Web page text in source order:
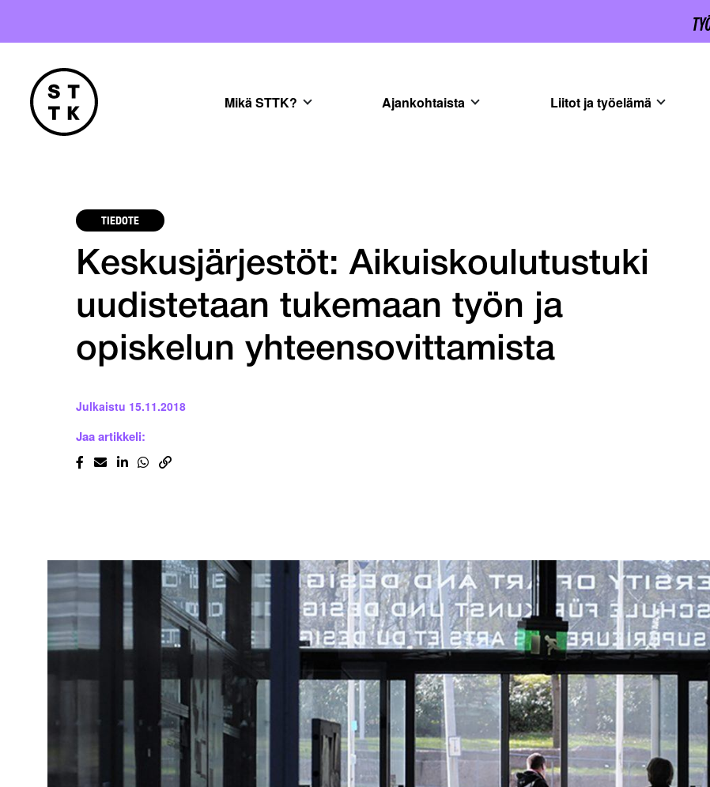
Mikä STTK? Ajankohtaista Liitot ja työelämä
TIEDOTE
Keskusjärjestöt: Aikuiskoulutustuki
uudistetaan tukemaan työn ja
opiskelun yhteensovittamista
Julkaistu 15.11.2018
Jaa artikkeli: